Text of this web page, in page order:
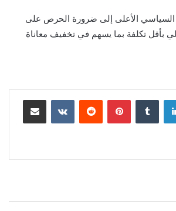
الأعلى إلى ضرورة الحرص على
بأقل تكلفة بما يسهم في تخفيف معاناة
لينكدإن بينتيريست